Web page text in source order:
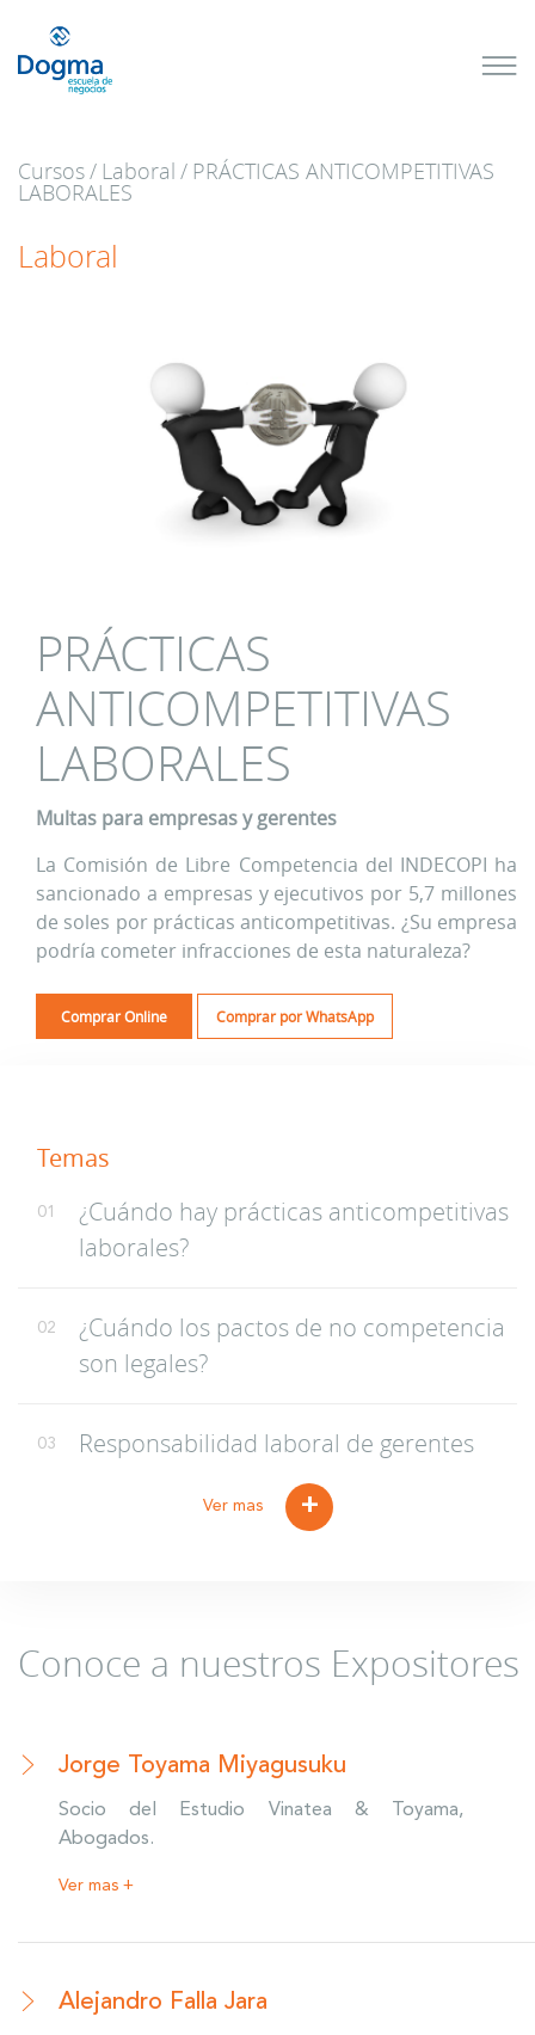
Cursos/ Laboral / PRÁCTICAS ANTICOMPETITIVAS
LABORALES
Laboral
PRÁCTICAS
ANTICOMPETITIVAS
LABORALES
Multas para empresas y gerentes
La Comisión de Libre Competencia del INDECOPI ha
sancionado a empresas y ejecutivos por 5,7 millones
de soles por prácticas anticompetitivas. ¿Su empresa
podría cometer infracciones de esta naturaleza?
Comprar Online Comprar por WhatsApp
Temas
01
¿Cuándo hay prácticas anticompetitivas
laborales?
02
¿Cuándo los pactos de no competencia
son legales?
03 Responsabilidad laboral de gerentes
Ver mas +
Conoce a nuestros Expositores
Jorge Toyama Miyagusuku
Socio del Estudio Vinatea & Toyama,
Abogados.
Ver mas +
Alejandro Falla Jara
próximos
TRIBUTACIÓN
Más Cursos